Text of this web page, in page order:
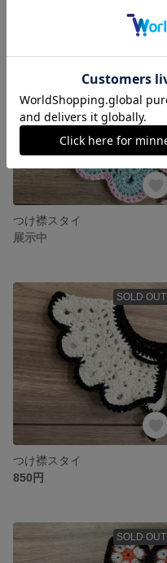
つけ襟スタイ
展示中
SOLD OUT
つけ襟スタイ
850円
SOLD OUT